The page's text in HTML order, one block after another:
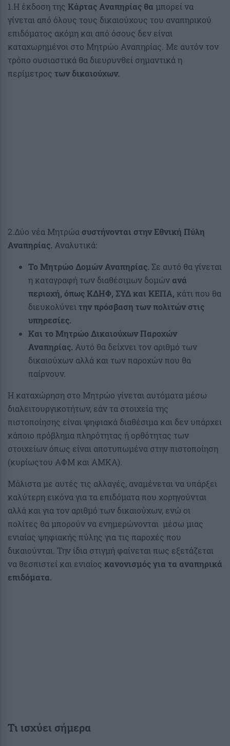
1.Η έκδοση της Κάρτας Αναπηρίας θα μπορεί να
γίνεται από όλους τους δικαιούχους του αναπηρικού
επιδόματος ακόμη και από όσους δεν είναι
καταχωρημένοι στο Μητρώο Αναπηρίας. Με αυτόν τον
τρόπο ουσιαστικά θα διευρυνθεί σημαντικά η
περίμετρος των δικαιούχων.
2.Δύο νέα Μητρώα συστήνονται στην Εθνική Πύλη
Αναπηρίας. Αναλυτικά:
Το Μητρώο Δομών Αναπηρίας. Σε αυτό θα γίνεται
η καταγραφή των διαθέσιμων δομών ανά
περιοχή, όπως ΚΔΗΦ, ΣΥΔ και ΚΕΠΑ, κάτι που θα
διευκολύνει την πρόσβαση των πολιτών στις
υπηρεσίες.
Και το Μητρώο Δικαιούχων Παροχών
Αναπηρίας. Αυτό θα δείχνει τον αριθμό των
δικαιούχων αλλά και των παροχών που θα
παίρνουν.
Η καταχώρηση στο Μητρώο γίνεται αυτόματα μέσω
διαλειτουργικοτήτων, εάν τα στοιχεία της
πιστοποίησης είναι ψηφιακά διαθέσιμα και δεν υπάρχει
κάποιο πρόβλημα πληρότητας ή ορθότητας των
στοιχείων όπως είναι αποτυπωμένα στην πιστοποίηση
(κυρίωςτου ΑΦΜ και ΑΜΚΑ).
Μάλιστα με αυτές τις αλλαγές, αναμένεται να υπάρξει
καλύτερη εικόνα για τα επιδόματα που χορηγούνται
αλλά και για τον αριθμό των δικαιούχων, ενώ οι
πολίτες θα μπορούν να ενημερώνονται μέσω μιας
ενιαίας ψηφιακής πύλης για τις παροχές που
δικαιούνται. Την ίδια στιγμή φαίνεται πως εξετάζεται
να θεσπιστεί και ενιαίος κανονισμός για τα αναπηρικά
επιδόματα.
Τι ισχύει σήμερα